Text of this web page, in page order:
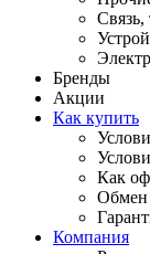
Бренды
Акции
Как купить
Как
Обмен
Компания